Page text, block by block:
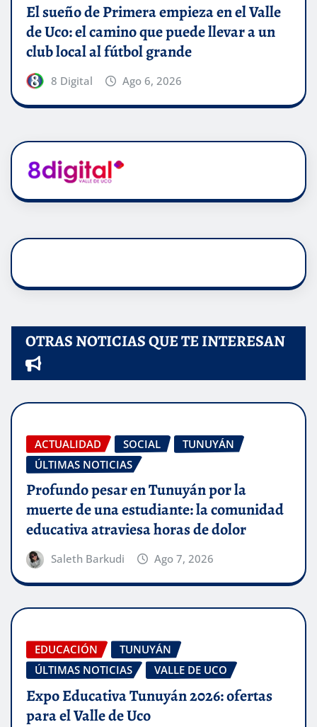
El sueño de Primera empieza en el Valle
de Uco: el camino que puede llevar a un
club local al fútbol grande
8 Digital Ago 6, 2026
OTRAS NOTICIAS QUE TE INTERESAN
ACTUALIDAD SOCIAL
TUNUYÁN
ÚLTIMAS NOTICIAS
Profundo pesar en Tunuyán por la
muerte de una estudiante: la comunidad
educativa atraviesa horas de dolor
Saleth Barkudi Ago 7, 2026
EDUCACIÓN
TUNUYÁN
ÚLTIMAS NOTICIAS
VALLE DE UCO
Expo Educativa Tunuyán 2026: ofertas
para el Valle de Uco